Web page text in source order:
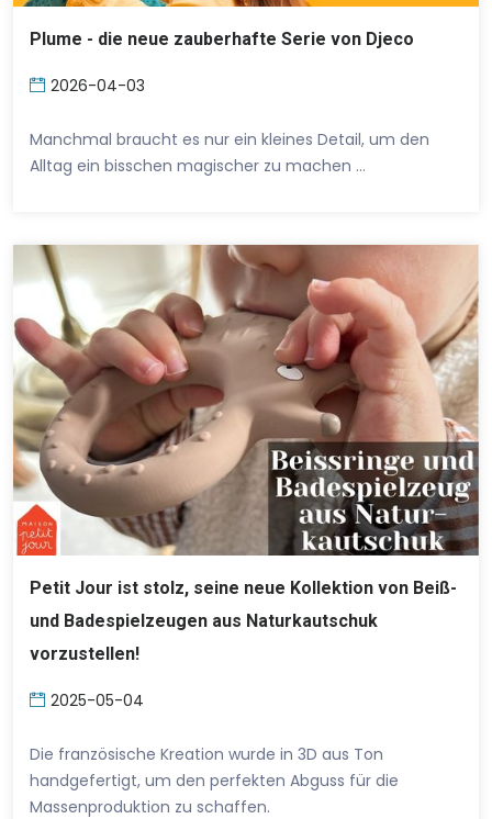
Plume - die neue zauberhafte Serie von Djeco
2026-04-03
Manchmal braucht es nur ein kleines Detail, um den
Alltag ein bisschen magischer zu machen …
Petit Jour ist stolz, seine neue Kollektion von Beiß-
und Badespielzeugen aus Naturkautschuk
vorzustellen!
2025-05-04
Die französische Kreation wurde in 3D aus Ton
handgefertigt, um den perfekten Abguss für die
Massenproduktion zu schaffen.